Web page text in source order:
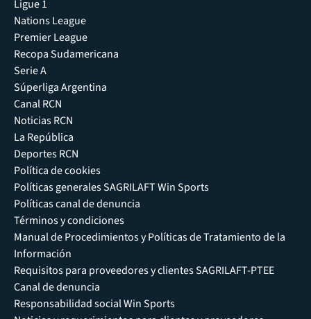
Ligue 1
Nations League
Premier League
Recopa Sudamericana
Serie A
Súperliga Argentina
Canal RCN
Noticias RCN
La República
Deportes RCN
Política de cookies
Políticas generales SAGRILAFT Win Sports
Políticas canal de denuncia
Términos y condiciones
Manual de Procedimientos y Políticas de Tratamiento de la
Información
Requisitos para proveedores y clientes SAGRILAFT-PTEE
Canal de denuncia
Responsabilidad social Win Sports